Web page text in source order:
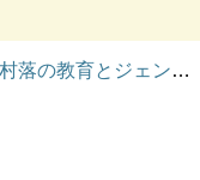
の教育とジェンダー